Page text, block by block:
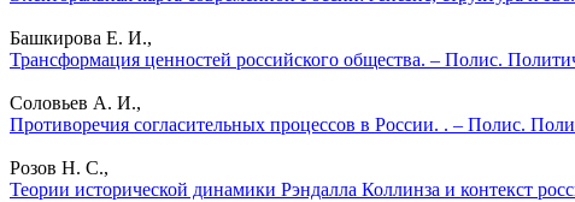
Башкирова Е. И.,
Трансформация ценностей российского общества. – Полис.
Соловьев А. И.,
Противоречия согласительных процессов в России. . – Полис.
Розов Н. С.,
Теории исторической динамики Рэндалла Коллинза и контекст